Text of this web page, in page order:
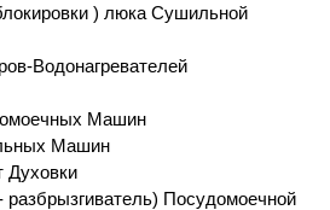
) люка Сушильной
Водонагревателей
Машин
Машин
Духовки
Посудомоечной